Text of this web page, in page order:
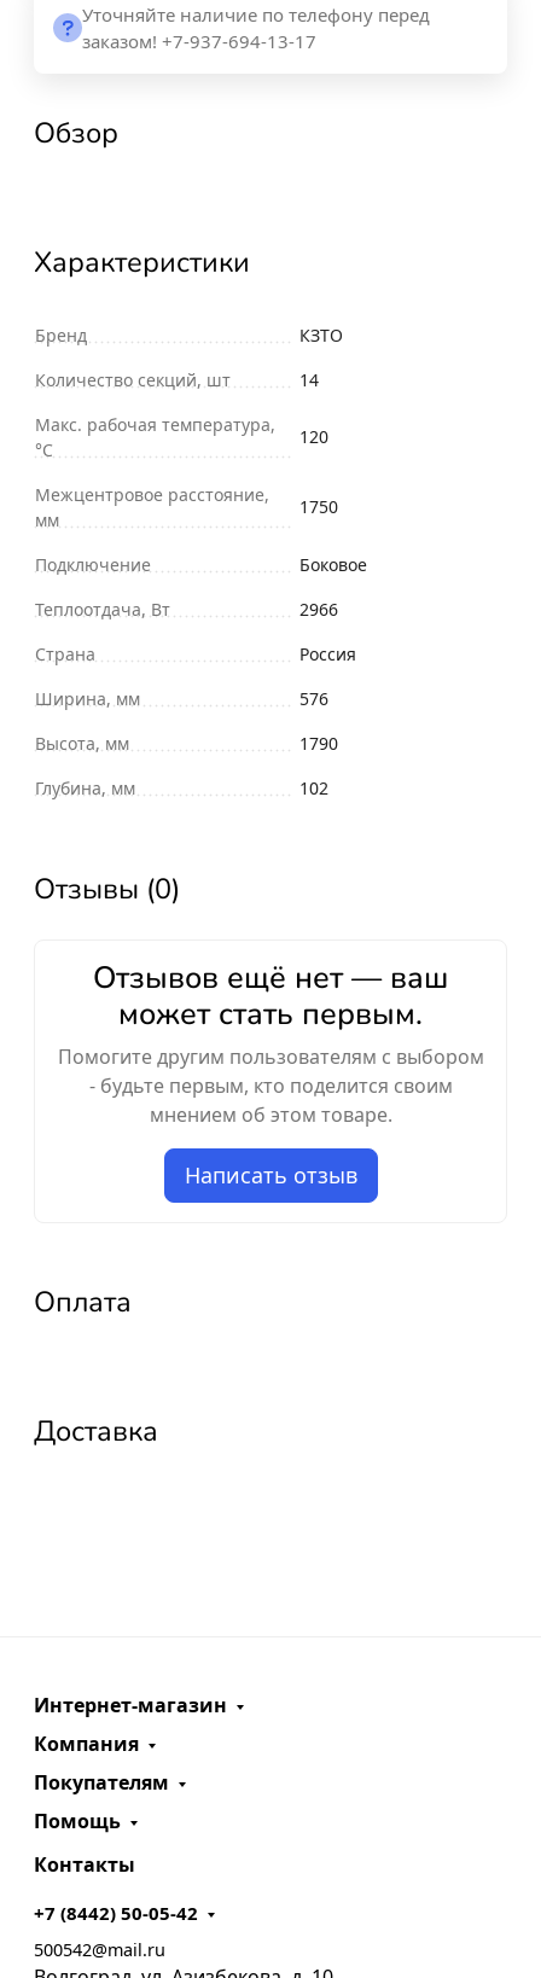
Уточняйте наличие по телефону перед
заказом! +7-937-694-13-17
Обзор
Характеристики
Бренд
КЗТО
Количество секций, шт
14
Макс. рабочая температура,
°С
120
Межцентровое расстояние,
мм
1750
Подключение
Боковое
Теплоотдача, Вт
2966
Страна
Россия
Ширина, мм
576
Высота, мм
1790
Глубина, мм
102
Отзывы (0)
Отзывов ещё нет — ваш
может стать первым.
Помогите другим пользователям с выбором
- будьте первым, кто поделится своим
мнением об этом товаре.
Написать отзыв
Оплата
Доставка
Интернет-магазин
Компания
Покупателям
Помощь
Контакты
+7 (8442) 50-05-42
500542@mail.ru